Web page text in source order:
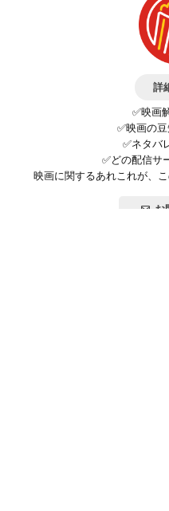
詳
✅映画
✅映画の
✅ネタバ
✅どの配信サ
映画に関するあれこれが、
お